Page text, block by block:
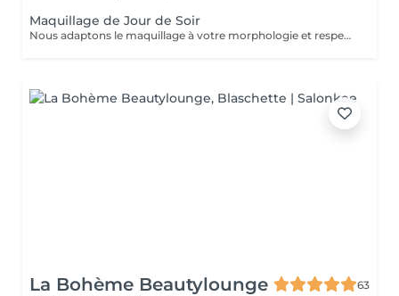
Maquillage de Jour de Soir
Nous adaptons le maquillage à votre morphologie et respectons votre souhait. Nous travaillons avec 'Make up Forever'.
La Bohème Beautylounge
63